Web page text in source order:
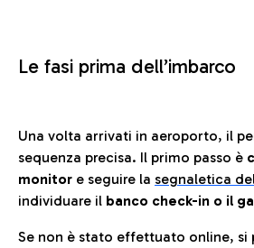
Le fasi prima dell’imbarco
Una volta arrivati in aeroporto, il
sequenza precisa. Il primo passo è
monitor e seguire la segnaletica
individuare il banco check-in o il
Se non è stato effettuato online, si